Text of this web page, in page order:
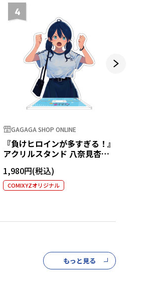
4
GAGAGA SHOP ONLINE
『負けヒロインが多すぎる！』
アクリルスタンド 八奈見杏菜
1,980円
COMIXYZオリジナル
もっと見る